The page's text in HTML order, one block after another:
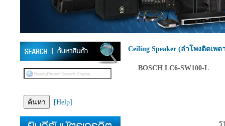
[Help]
Ceiling Speaker (ลำโพงติดเพด
BOSCH LC6-SW100-L